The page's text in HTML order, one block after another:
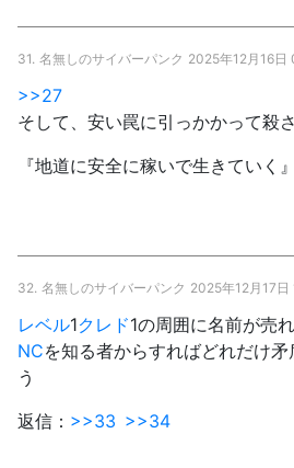
31. 名無しのサイバーパンク 2025年12月16日
>>27
そして、安い罠に引っかかって殺
『地道に安全に稼いで生きていく
32. 名無しのサイバーパンク 2025年12月17日
レベル1クレド1の周囲に名前が売
NCを知る者からすればどれだけ
う
返信： >>33 >>34